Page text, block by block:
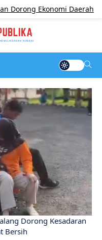
Ekonomi Daerah
Dorong Kesadaran
Bersih